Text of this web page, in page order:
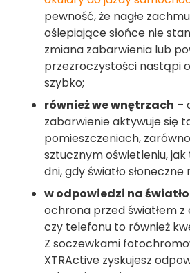
pewność, że nagłe
oślepiające słońce nie
zmiana zabarwienia lub
przezroczystości nastąpi
szybko;
również we wnętrzach –
zabarwienie aktywuje się
pomieszczeniach,
sztucznym oświetleniu, jak
dni, gdy światło
w odpowiedzi na
ochrona przed światłem
czy telefonu to również
Z soczewkami
XTRActive zyskujesz